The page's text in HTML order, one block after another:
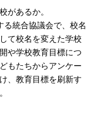
があるか。
統合協議会で、校名
て校名を変えた学校
や学校教育目標につ
もたちからアンケー
、教育目標を刷新す